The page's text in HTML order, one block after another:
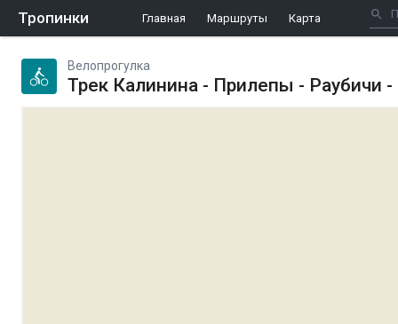
Тропинки Главная Маршруты Карта
Велопрогулка
Трек Калинина - Прилепы - Раубичи